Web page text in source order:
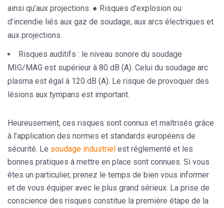
ainsi qu’aux projections. ● Risques d’explosion ou
d’incendie liés aux gaz de soudage, aux arcs électriques et
aux projections.
Risques auditifs : le niveau sonore du soudage
MIG/MAG est supérieur à 80 dB (A). Celui du soudage arc
plasma est égal à 120 dB (A). Le risque de provoquer des
lésions aux tympans est important.
Heureusement, ces risques sont connus et maîtrisés grâce
à l’application des normes et standards européens de
sécurité. Le soudage industriel est réglementé et les
bonnes pratiques à mettre en place sont connues. Si vous
êtes un particulier, prenez le temps de bien vous informer
et de vous équiper avec le plus grand sérieux. La prise de
conscience des risques constitue la première étape de la